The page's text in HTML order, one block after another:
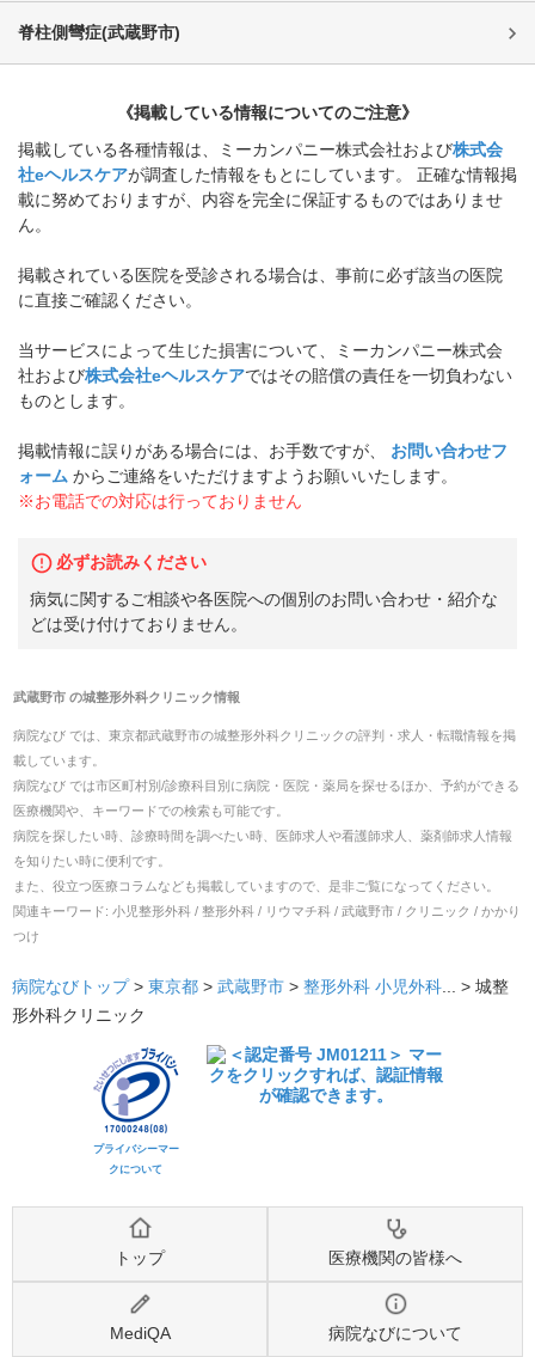
脊柱側彎症(武蔵野市)
《掲載している情報についてのご注意》
掲載している各種情報は、ミーカンパニー株式会社および株式会
社eヘルスケアが調査した情報をもとにしています。 正確な情報掲
載に努めておりますが、内容を完全に保証するものではありませ
ん。
掲載されている医院を受診される場合は、事前に必ず該当の医院
に直接ご確認ください。
当サービスによって生じた損害について、ミーカンパニー株式会
社および株式会社eヘルスケアではその賠償の責任を一切負わない
ものとします。
掲載情報に誤りがある場合には、お手数ですが、
お問い合わせフ
ォーム からご連絡をいただけますようお願いいたします。
※お電話での対応は行っておりません
必ずお読みください
病気に関するご相談や各医院への個別のお問い合わせ・紹介な
どは受け付けておりません。
武蔵野市の城整形外科クリニック情報
病院なび では、 東京都武蔵野市の城整形外科クリニックの評判・求人・転職情報を掲
載しています。
病院なび では市区町村別/診療科目別に病院・医院・薬局を探せるほか、予約ができる
医療機関や、キーワードでの検索も可能です。
病院を探したい時、診療時間を調べたい時、医師求人や看護師求人、薬剤師求人情報
を知りたい時に便利です。
また、役立つ医療コラムなども掲載していますので、是非ご覧になってください。
関連キーワード: 小児整形外科 / 整形外科 / リウマチ科 / 武蔵野市 / クリニック / かかり
つけ
病院なびトップ > 東京都 > 武蔵野市 > 整形外科 小児外科... > 城整
形外科クリニック
プライバシーマー
クについて
トップ 医療機関の皆様へ
MediQA 病院なびについて